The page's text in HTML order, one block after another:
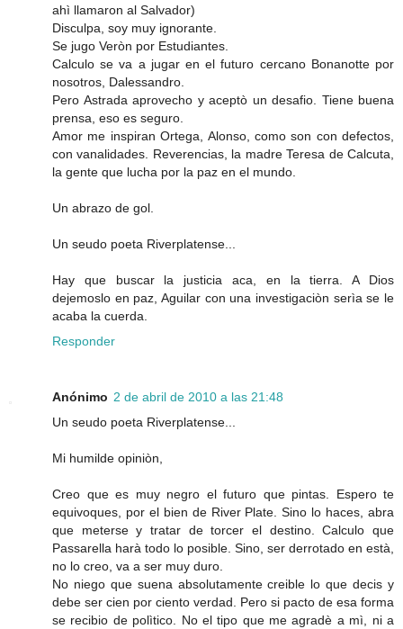
ahì llamaron al Salvador)
Disculpa, soy muy ignorante.
Se jugo Veròn por Estudiantes.
Calculo se va a jugar en el futuro cercano Bonanotte por
nosotros, Dalessandro.
Pero Astrada aprovecho y aceptò un desafio. Tiene buena
prensa, eso es seguro.
Amor me inspiran Ortega, Alonso, como son con defectos,
con vanalidades. Reverencias, la madre Teresa de Calcuta,
la gente que lucha por la paz en el mundo.
Un abrazo de gol.
Un seudo poeta Riverplatense...
Hay que buscar la justicia aca, en la tierra. A Dios
dejemoslo en paz, Aguilar con una investigaciòn serìa se le
acaba la cuerda.
Responder
Anónimo 2 de abril de 2010 a las 21:48
Un seudo poeta Riverplatense...
Mi humilde opiniòn,
Creo que es muy negro el futuro que pintas. Espero te
equivoques, por el bien de River Plate. Sino lo haces, abra
que meterse y tratar de torcer el destino. Calculo que
Passarella harà todo lo posible. Sino, ser derrotado en està,
no lo creo, va a ser muy duro.
No niego que suena absolutamente creible lo que decis y
debe ser cien por ciento verdad. Pero si pacto de esa forma
se recibio de polìtico. No el tipo que me agradè a mì, ni a